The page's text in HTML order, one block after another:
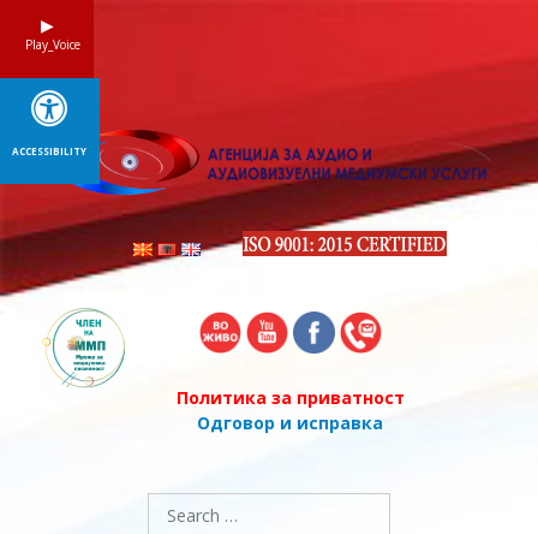
Политика за приватност
Одговор и исправка
Search
for:
Play_Voice
ACCESSIBILITY